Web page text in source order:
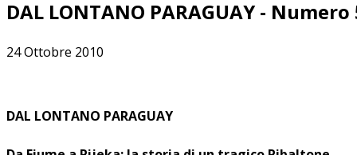
DAL LONTANO PARAGUAY - Numero
24 Ottobre 2010
DAL LONTANO PARAGUAY